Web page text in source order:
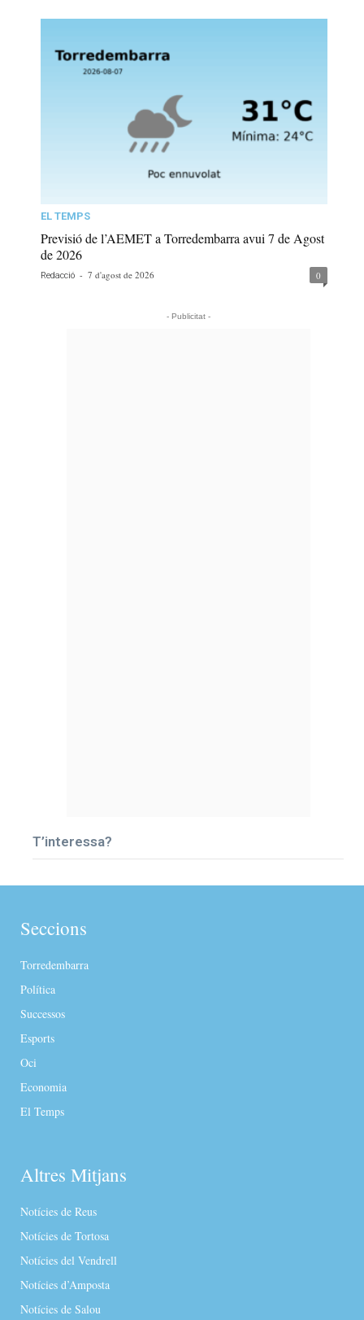
EL TEMPS
Previsió de l’AEMET a Torredembarra avui 7 de Agost
de 2026
Redacció - 7 d'agost de 2026 0
- Publicitat -
T’interessa?
Seccions
Torredembarra
Política
Successos
Esports
Oci
Economia
El Temps
Altres Mitjans
Notícies de Reus
Notícies de Tortosa
Notícies del Vendrell
Notícies d’Amposta
Notícies de Salou